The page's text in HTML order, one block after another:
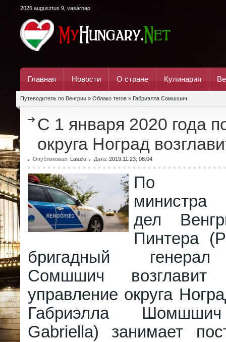
2026 augusztus 9, vasárnap
Главная Новости О стране Кулинария
Путеводитель по Венгрии » Облако тегов » Габриэлла Сомшшич
С 1 января 2020 года
округа Ноград
Опубликовал: Laszlo Дата: 2019.11.23, 08:04
По
министра
дел
Пинтера
бригадный
Сомшшич возглавит
управление округа
Габриэлла
Gabriella) занимает